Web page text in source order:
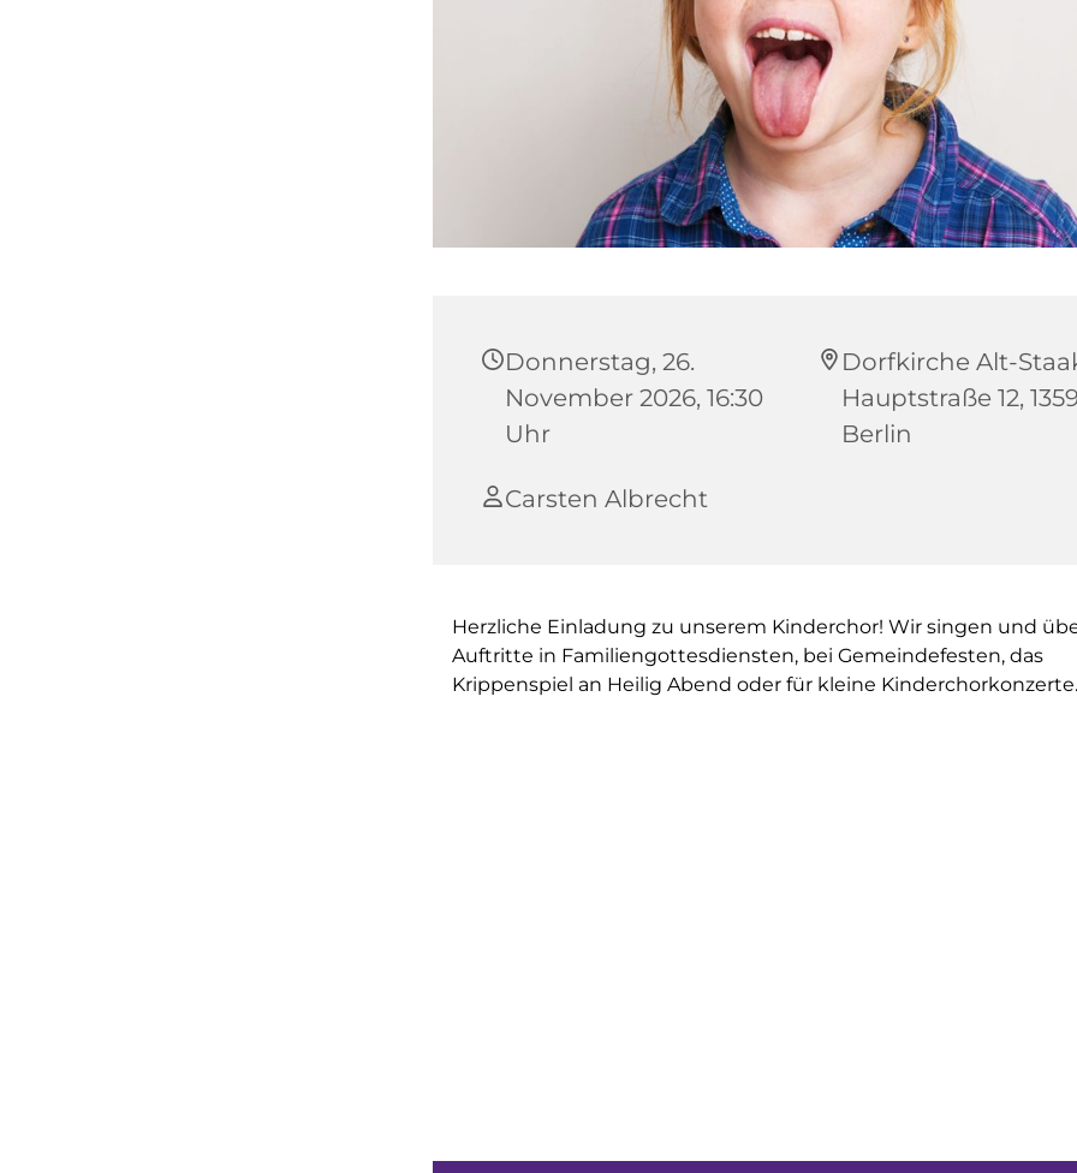
Donnerstag, 26.
November 2026, 16:30
Uhr
Dorfkirche Alt-
Hauptstraße 12,
Berlin
Carsten Albrecht
Herzliche Einladung zu unserem Kinderchor! Wir singen und
Auftritte in Familiengottesdiensten, bei Gemeindefesten, das
Krippenspiel an Heilig Abend oder für kleine Kinderchorkonzerte.